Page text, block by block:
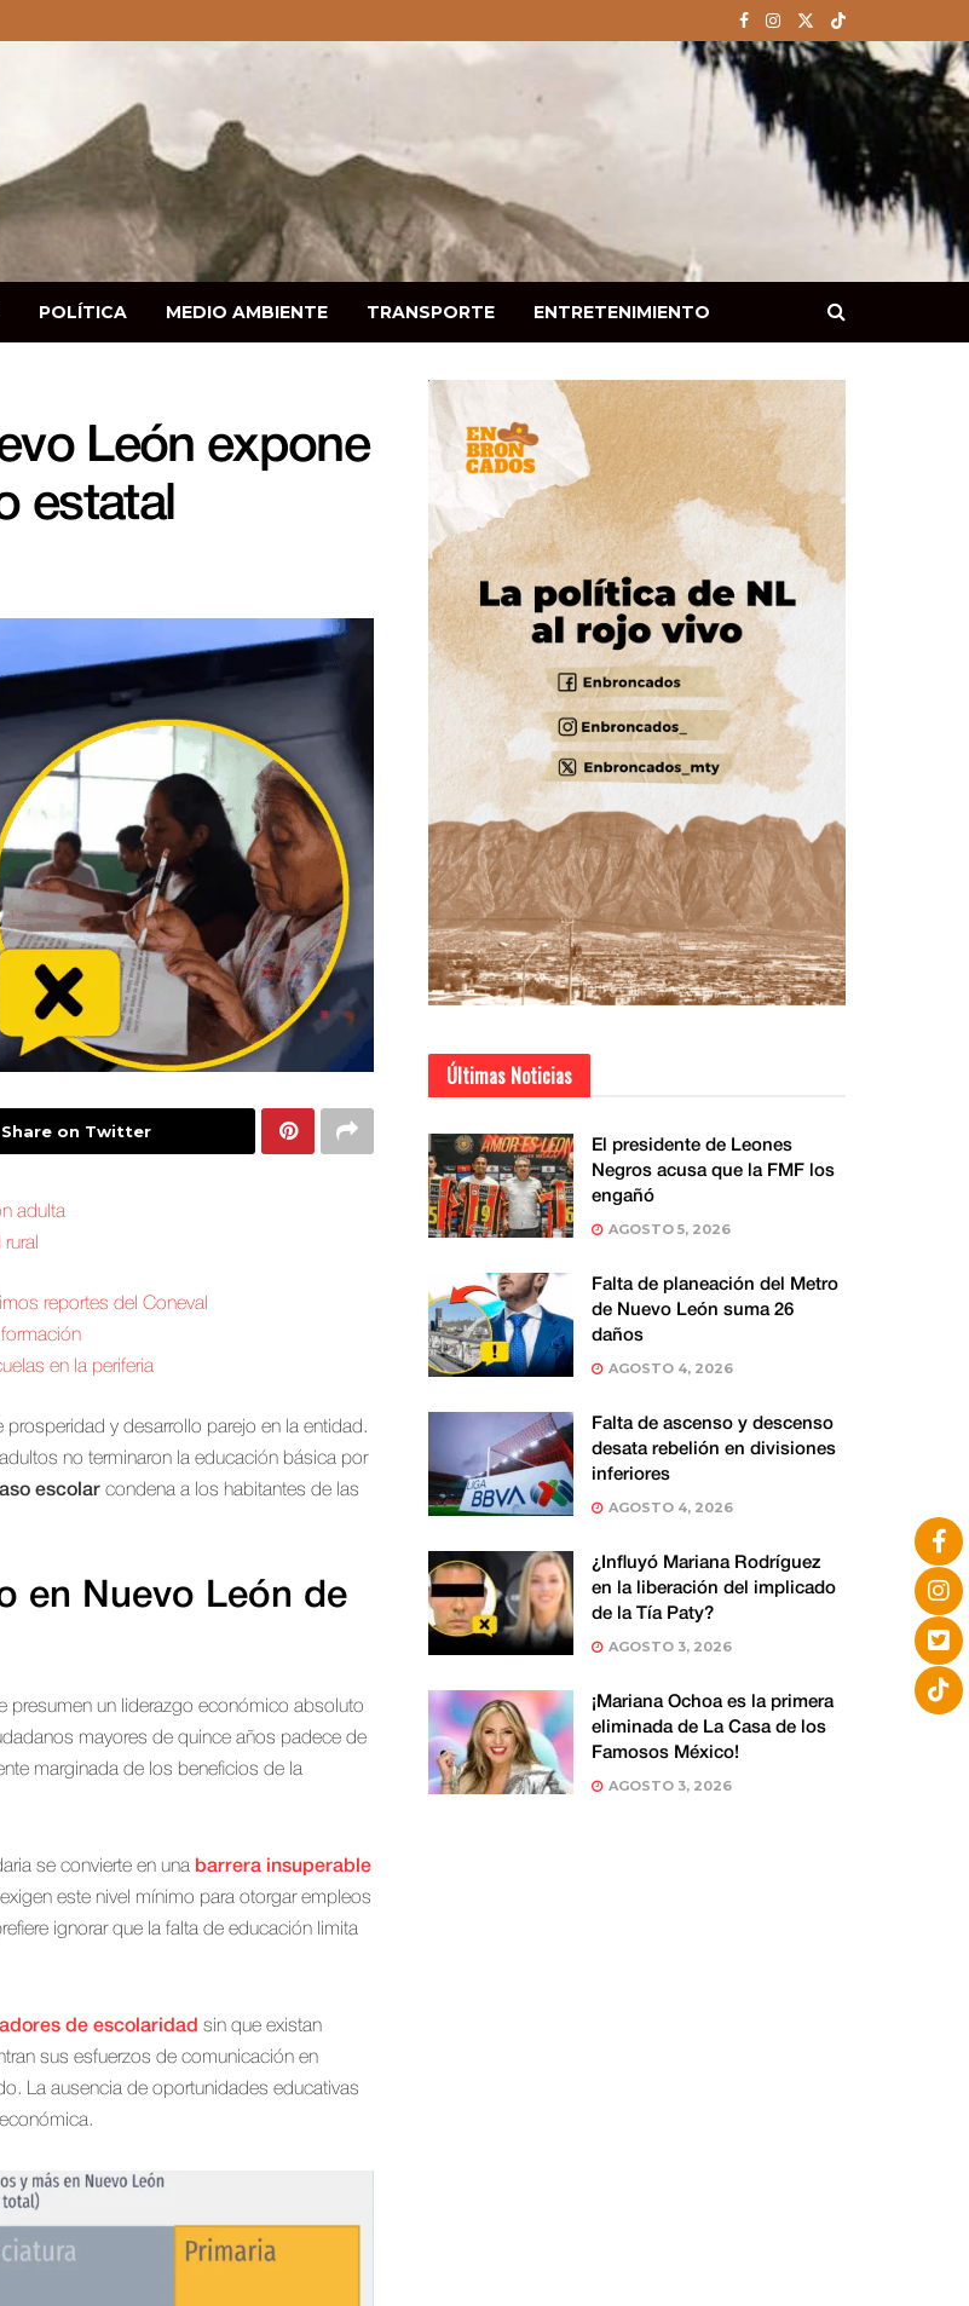
POLÍTICA MEDIO AMBIENTE TRANSPORTE ENTRETENIMIENTO
León expone
estatal
Share on Twitter
adulta
reportes del Coneval
en la periferia
y desarrollo parejo en la entidad.
no terminaron la educación básica por
escolar condena a los habitantes de las
en Nuevo León de
presumen un liderazgo económico absoluto
mayores de quince años padece de
marginada de los beneficios de la
se convierte en una barrera insuperable
este nivel mínimo para otorgar empleos
ignorar que la falta de educación limita
de escolaridad sin que existan
sus esfuerzos de comunicación en
La ausencia de oportunidades educativas
Últimas Noticias
El presidente de Leones
Negros acusa que la FMF los
engañó
AGOSTO 5, 2026
Falta de planeación del Metro
de Nuevo León suma 26
daños
AGOSTO 4, 2026
Falta de ascenso y descenso
desata rebelión en divisiones
inferiores
AGOSTO 4, 2026
¿Influyó Mariana Rodríguez
en la liberación del implicado
de la Tía Paty?
AGOSTO 3, 2026
¡Mariana Ochoa es la primera
eliminada de La Casa de los
Famosos México!
AGOSTO 3, 2026